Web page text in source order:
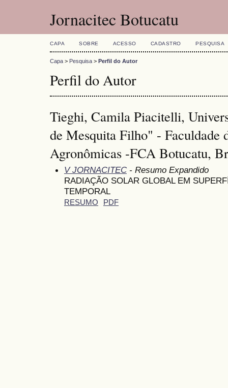
Jornacitec Botucatu
CAPA SOBRE ACESSO CADASTRO PESQUISA
Capa > Pesquisa > Perfil do Autor
Perfil do Autor
Tieghi, Camila Piacitelli,
de Mesquita Filho" - Faculdade
Agronômicas -FCA Botucatu,
V JORNACITEC- Resumo Expandido
RADIAÇÃO SOLAR GLOBAL EM
TEMPORAL
RESUMO PDF